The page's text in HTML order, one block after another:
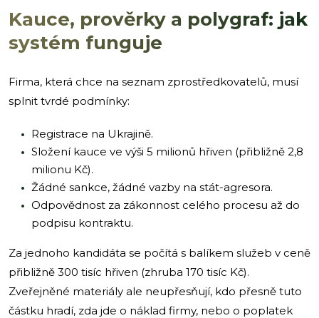
Kauce, prověrky a polygraf: jak
systém funguje
Firma, která chce na seznam zprostředkovatelů, musí
splnit tvrdé podmínky:
Registrace na Ukrajině.
Složení kauce ve výši 5 milionů hřiven (přibližně 2,8
milionu Kč).
Žádné sankce, žádné vazby na stát-agresora.
Odpovědnost za zákonnost celého procesu až do
podpisu kontraktu.
Za jednoho kandidáta se počítá s balíkem služeb v ceně
přibližně 300 tisíc hřiven (zhruba 170 tisíc Kč).
Zveřejněné materiály ale neupřesňují, kdo přesně tuto
částku hradí, zda jde o náklad firmy, nebo o poplatek